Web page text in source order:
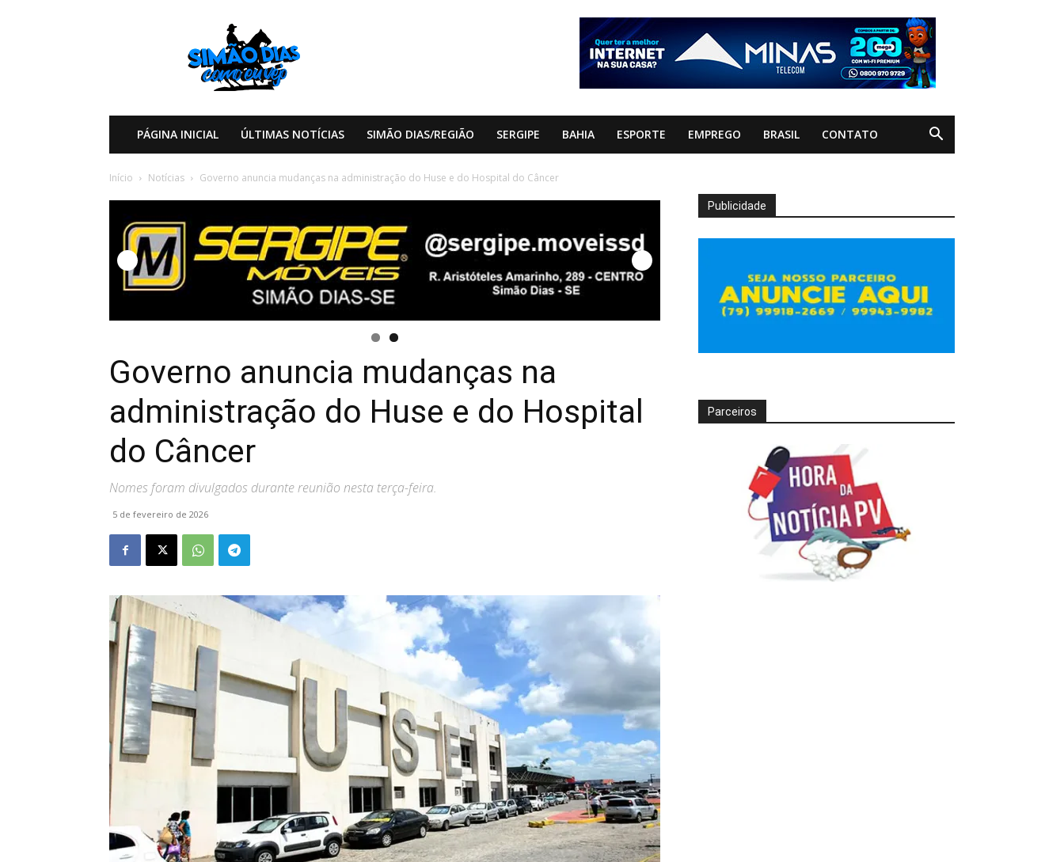
PÁGINA INICIAL ÚLTIMAS NOTÍCIAS SIMÃO DIAS/REGIÃO SERGIPE BAHIA ESPORTE EMPREGO BRASIL CONTATO
Início Notícias Governo anuncia mudanças na administração do Huse e do Hospital do Câncer
Governo anuncia mudanças na
administração do Huse e do Hospital
do Câncer
Nomes foram divulgados durante reunião nesta terça-feira.
5 de fevereiro de 2026
Publicidade
Parceiros